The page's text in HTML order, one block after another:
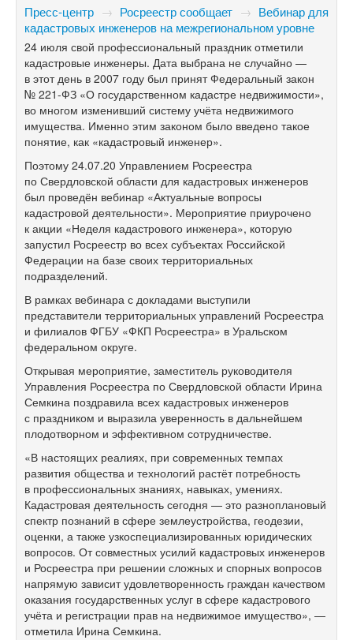
Пресс-центр → Росреестр сообщает → Вебинар для
кадастровых инженеров на межрегиональном уровне
24 июля свой профессиональный праздник отметили
кадастровые инженеры. Дата выбрана не случайно —
в этот день в 2007 году был принят Федеральный закон
№ 221-ФЗ «О государственном кадастре недвижимости»,
во многом изменивший систему учёта недвижимого
имущества. Именно этим законом было введено такое
понятие, как «кадастровый инженер».
Поэтому 24.07.20 Управлением Росреестра
по Свердловской области для кадастровых инженеров
был проведён вебинар «Актуальные вопросы
кадастровой деятельности». Мероприятие приурочено
к акции «Неделя кадастрового инженера», которую
запустил Росреестр во всех субъектах Российской
Федерации на базе своих территориальных
подразделений.
В рамках вебинара с докладами выступили
представители территориальных управлений Росреестра
и филиалов ФГБУ «ФКП Росреестра» в Уральском
федеральном округе.
Открывая мероприятие, заместитель руководителя
Управления Росреестра по Свердловской области Ирина
Семкина поздравила всех кадастровых инженеров
с праздником и выразила уверенность в дальнейшем
плодотворном и эффективном сотрудничестве.
«В настоящих реалиях, при современных темпах
развития общества и технологий растёт потребность
в профессиональных знаниях, навыках, умениях.
Кадастровая деятельность сегодня — это разноплановый
спектр познаний в сфере землеустройства, геодезии,
оценки, а также узкоспециализированных юридических
вопросов. От совместных усилий кадастровых инженеров
и Росреестра при решении сложных и спорных вопросов
напрямую зависит удовлетворенность граждан качеством
оказания государственных услуг в сфере кадастрового
учёта и регистрации прав на недвижимое имущество», —
отметила Ирина Семкина.